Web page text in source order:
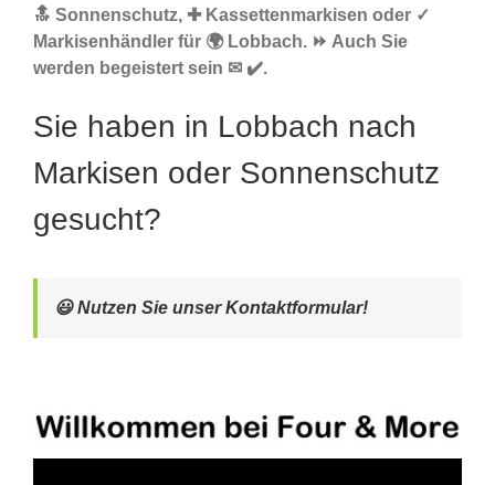
🔝 Sonnenschutz, ✚ Kassettenmarkisen oder ✓
Markisenhändler für 🌍 Lobbach. ⏩ Auch Sie
werden begeistert sein ✉ ✔️.
Sie haben in Lobbach nach
Markisen oder Sonnenschutz
gesucht?
😃 Nutzen Sie unser Kontaktformular!